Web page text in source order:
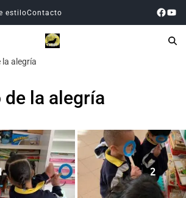
estiloContacto
alegría
la alegría
2